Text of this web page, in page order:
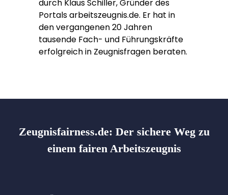
durch Klaus Schiller, Gründer des
Portals arbeitszeugnis.de. Er hat in
den vergangenen 20 Jahren
tausende Fach- und Führungskräfte
erfolgreich in Zeugnisfragen beraten.
Zeugnisfairness.de: Der sichere Weg zu
einem fairen Arbeitszeugnis